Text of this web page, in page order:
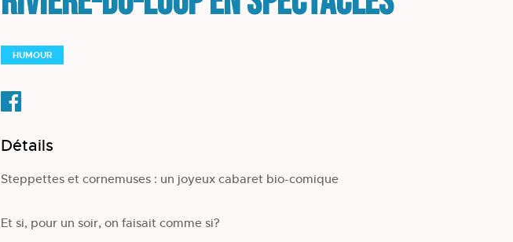
HUMOUR
Détails
Steppettes et cornemuses : un joyeux cabaret bio-comique
Et si, pour un soir, on faisait comme si?